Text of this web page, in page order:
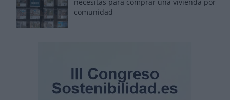
comunidad